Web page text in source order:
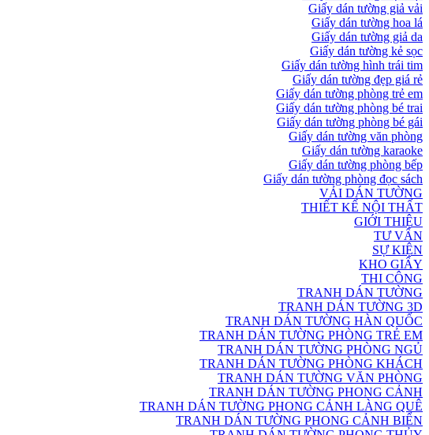
Giấy dán tường giả vải
Giấy dán tường hoa lá
Giấy dán tường giả da
Giấy dán tường kẻ sọc
Giấy dán tường hình trái tim
Giấy dán tường đẹp giá rẻ
Giấy dán tường phòng trẻ em
Giấy dán tường phòng bé trai
Giấy dán tường phòng bé gái
Giấy dán tường văn phòng
Giấy dán tường karaoke
Giấy dán tường phòng bếp
Giấy dán tường phòng đọc sách
VẢI DÁN TƯỜNG
THIẾT KẾ NỘI THẤT
GIỚI THIỆU
TƯ VẤN
SỰ KIỆN
KHO GIẤY
THI CÔNG
TRANH DÁN TƯỜNG
TRANH DÁN TƯỜNG 3D
TRANH DÁN TƯỜNG HÀN QUỐC
TRANH DÁN TƯỜNG PHÒNG TRẺ EM
TRANH DÁN TƯỜNG PHÒNG NGỦ
TRANH DÁN TƯỜNG PHÒNG KHÁCH
TRANH DÁN TƯỜNG VĂN PHÒNG
TRANH DÁN TƯỜNG PHONG CẢNH
TRANH DÁN TƯỜNG PHONG CẢNH LÀNG QUÊ
TRANH DÁN TƯỜNG PHONG CẢNH BIỂN